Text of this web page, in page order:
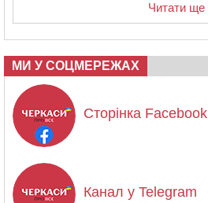
Читати ще
МИ У СОЦМЕРЕЖАХ
Сторінка Facebook
Канал у Telegram